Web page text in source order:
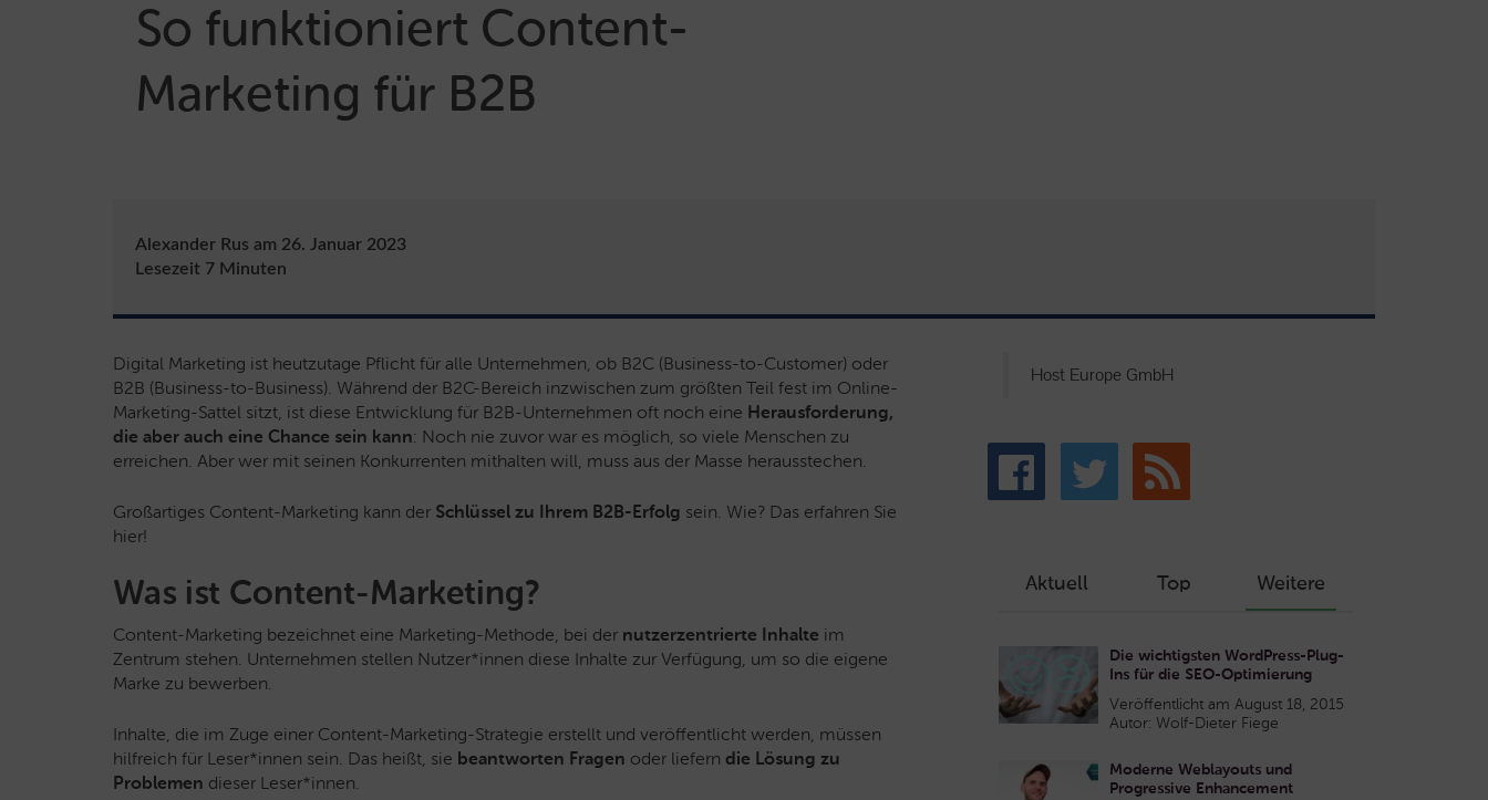
So funktioniert Content-
Marketing für B2B
Alexander Rus am 26. Januar 2023
Lesezeit 7 Minuten
Digital Marketing ist heutzutage Pflicht für alle Unternehmen, ob B2C (Business-to-Customer) oder
B2B (Business-to-Business). Während der B2C-Bereich inzwischen zum größten Teil fest im Online-
Marketing-Sattel sitzt, ist diese Entwicklung für B2B-Unternehmen oft noch eine Herausforderung,
die aber auch eine Chance sein kann: Noch nie zuvor war es möglich, so viele Menschen zu
erreichen. Aber wer mit seinen Konkurrenten mithalten will, muss aus der Masse herausstechen.
Großartiges Content-Marketing kann der Schlüssel zu Ihrem B2B-Erfolg sein. Wie? Das erfahren Sie
hier!
Was ist Content-Marketing?
Content-Marketing bezeichnet eine Marketing-Methode, bei der nutzerzentrierte Inhalte im
Zentrum stehen. Unternehmen stellen Nutzer*innen diese Inhalte zur Verfügung, um so die eigene
Marke zu bewerben.
Inhalte, die im Zuge einer Content-Marketing-Strategie erstellt und veröffentlicht werden, müssen
hilfreich für Leser*innen sein. Das heißt, sie beantworten Fragen oder liefern die Lösung zu
Problemen dieser Leser*innen.
Host Europe GmbH
Aktuell Top Weitere
Die wichtigsten WordPress-Plug-
Ins für die SEO-Optimierung
Veröffentlicht am August 18, 2015
Autor: Wolf-Dieter Fiege
Moderne Weblayouts und
Progressive Enhancement